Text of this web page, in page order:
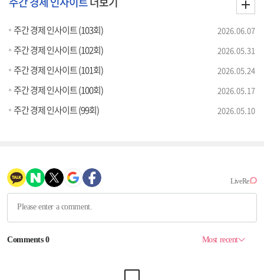
주간 경제 인사이트 (103회) 2026.06.07
주간 경제 인사이트 (102회) 2026.05.31
주간 경제 인사이트 (101회) 2026.05.24
주간 경제 인사이트 (100회) 2026.05.17
주간 경제 인사이트 (99회) 2026.05.10